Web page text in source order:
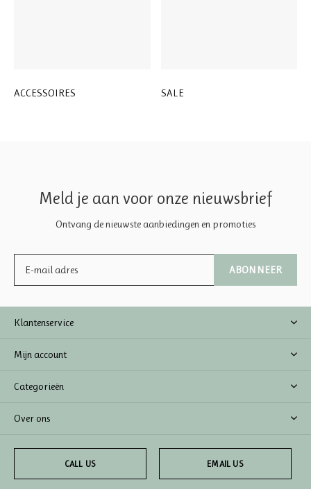
ACCESSOIRES SALE
Meld je aan voor onze nieuwsbrief
Ontvang de nieuwste aanbiedingen en promoties
ABONNEER
Klantenservice
Mijn account
Categorieën
Over ons
CALL US EMAIL US